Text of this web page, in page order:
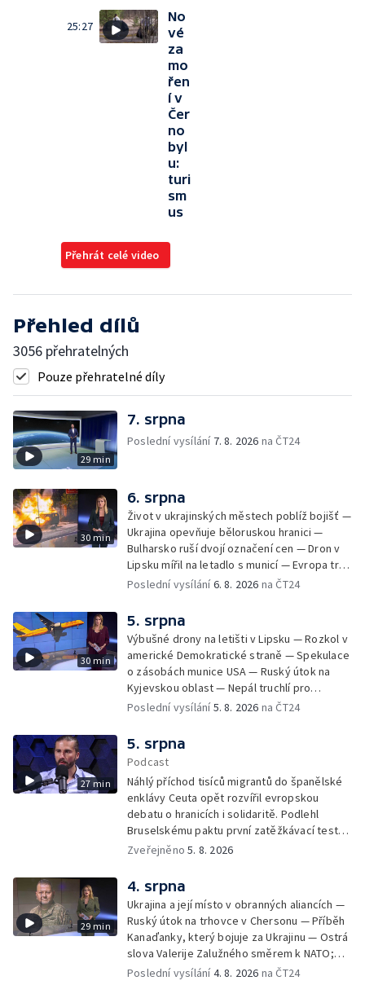
25:27
No
vé
za
mo
řen
í v
Čer
no
byl
u:
turi
sm
us
Přehrát celé video
Přehled dílů
3056 přehratelných
Pouze přehratelné díly
29 min
7. srpna
Poslední vysílání 7. 8. 2026 na ČT24
30 min
6. srpna
Život v ukrajinských městech poblíž bojišť —
Ukrajina opevňuje běloruskou hranici —
Bulharsko ruší dvojí označení cen — Dron v
Lipsku mířil na letadlo s municí — Evropa trpí
nedostatkem srážek — Nové záběry erupcí
Poslední vysílání6. 8. 2026 na ČT24
30 min
5. srpna
Výbušné drony na letišti v Lipsku — Rozkol v
americké Demokratické straně — Spekulace
o zásobách munice USA — Ruský útok na
Kyjevskou oblast — Nepál truchlí pro
horolezce — Ruský útok na Kyjevskou oblast
Poslední vysílání5. 8. 2026 na ČT24
27 min
5. srpna
Podcast
Náhlý příchod tisíců migrantů do španělské
enklávy Ceuta opět rozvířil evropskou
debatu o hranicích i solidaritě. Podlehl
Bruselskému paktu první zatěžkávací test,
nebo Španělsko situaci zvládlo? Analytik
zahraniční redakce ČT24 Za horizont
rozkrývá zákulisní spory mezi Madridem a
Římem, politickou instrumentaci migrace ze
strany sousedních států i fakt, proč jsou
volání po uzavření Schengenu spíše
vzkazem domácím voličům než reálným
řešením. Moderuje Barbora Maxová
Zveřejněno5. 8. 2026
29 min
4. srpna
Ukrajina a její místo v obranných aliancích —
Ruský útok na trhovce v Chersonu — Příběh
Kanaďanky, který bojuje za Ukrajinu — Ostrá
slova Valerije Zalužného směrem k NATO;
Situace v Chersonu — Pětadvacet
Poslední vysílání4. 8. 2026 na ČT24